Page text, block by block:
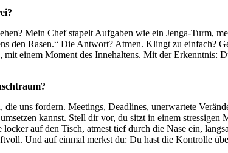
Mein Chef stapelt Aufgaben wie ein Jenga-Turm,
den Rasen.“ Die Antwort? Atmen. Klingt zu einfach?
einem Moment des Innehaltens. Mit der Erkenntnis:
uns fordern. Meetings, Deadlines, unerwartete
kannst. Stell dir vor, du sitzt in einem
auf den Tisch, atmest tief durch die Nase ein,
Und auf einmal merkst du: Du hast die Kontrolle